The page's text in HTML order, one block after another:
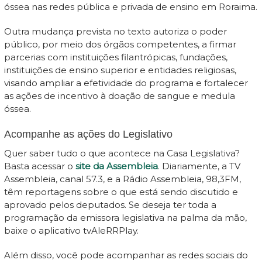
óssea nas redes pública e privada de ensino em Roraima.
Outra mudança prevista no texto autoriza o poder
público, por meio dos órgãos competentes, a firmar
parcerias com instituições filantrópicas, fundações,
instituições de ensino superior e entidades religiosas,
visando ampliar a efetividade do programa e fortalecer
as ações de incentivo à doação de sangue e medula
óssea.
Acompanhe as ações do Legislativo
Quer saber tudo o que acontece na Casa Legislativa?
Basta acessar o site da Assembleia. Diariamente, a TV
Assembleia, canal 57.3, e a Rádio Assembleia, 98,3FM,
têm reportagens sobre o que está sendo discutido e
aprovado pelos deputados. Se deseja ter toda a
programação da emissora legislativa na palma da mão,
baixe o aplicativo tvAleRRPlay.
Além disso, você pode acompanhar as redes sociais do